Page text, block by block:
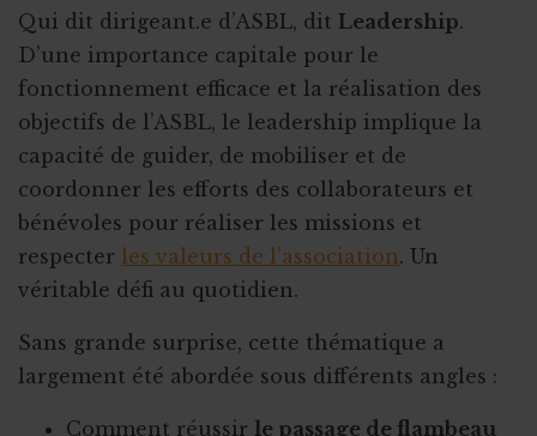
Qui dit dirigeant.e d’ASBL, dit Leadership.
D’une importance capitale pour le
fonctionnement efficace et la réalisation des
objectifs de l’ASBL, le leadership implique la
capacité de guider, de mobiliser et de
coordonner les efforts des collaborateurs et
bénévoles pour réaliser les missions et
respecter les valeurs de l'association. Un
véritable défi au quotidien.
Sans grande surprise, cette thématique a
largement été abordée sous différents angles :
Comment réussir le passage de flambeau